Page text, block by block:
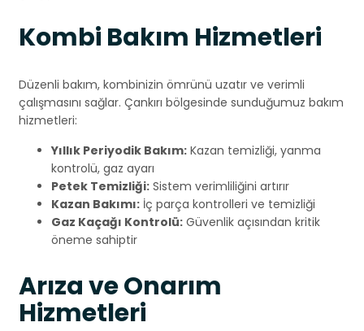
Kombi Bakım Hizmetleri
Düzenli bakım, kombinizin ömrünü uzatır ve verimli
çalışmasını sağlar. Çankırı bölgesinde sunduğumuz bakım
hizmetleri:
Yıllık Periyodik Bakım: Kazan temizliği, yanma
kontrolü, gaz ayarı
Petek Temizliği: Sistem verimliliğini artırır
Kazan Bakımı: İç parça kontrolleri ve temizliği
Gaz Kaçağı Kontrolü: Güvenlik açısından kritik
öneme sahiptir
Arıza ve Onarım
Hizmetleri